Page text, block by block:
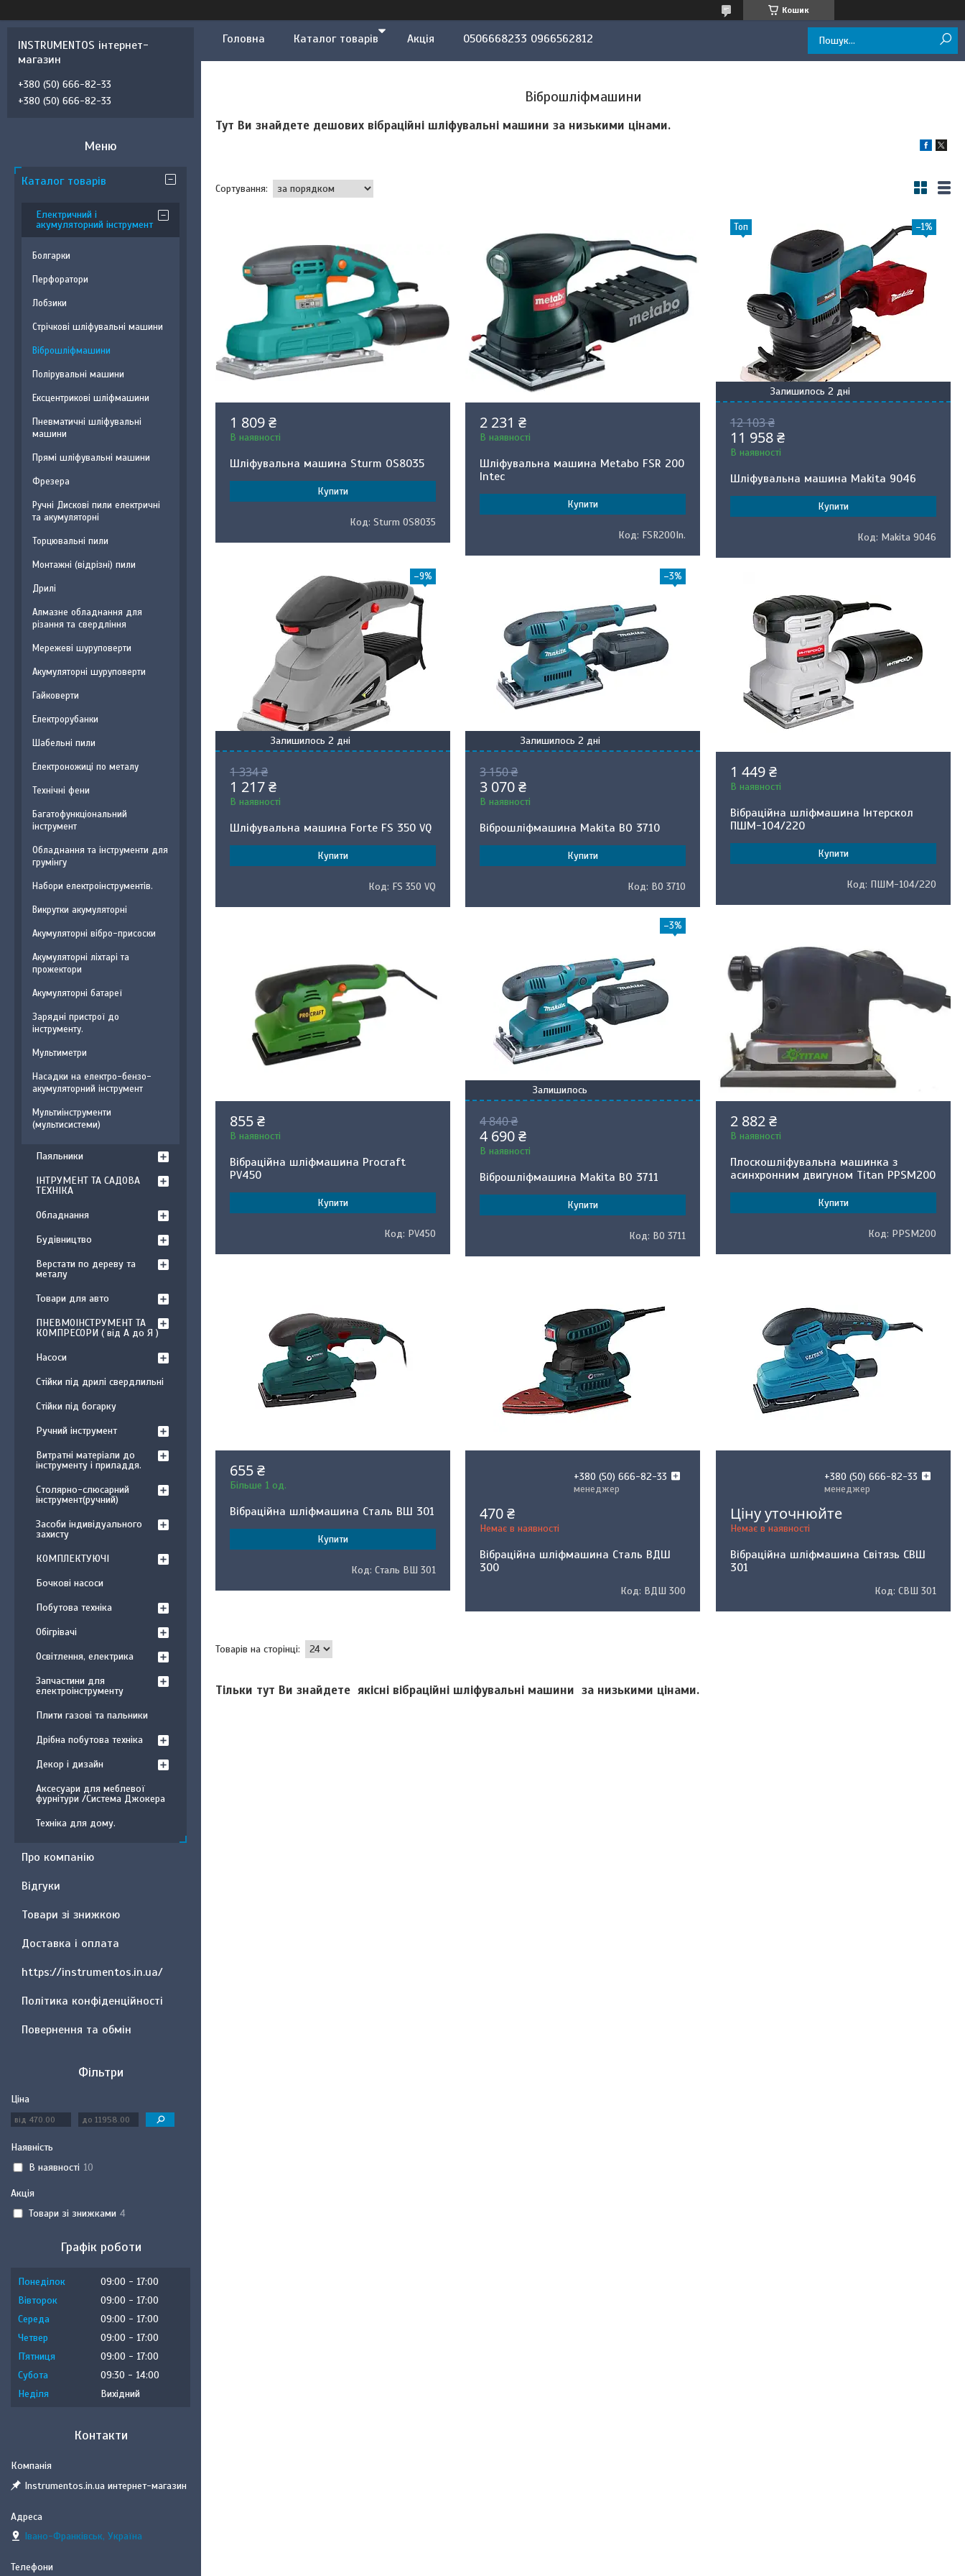
Кошик
Головна Каталог товарів Акція 0506668233 0966562812
Віброшліфмашини
Тут Ви знайдете дешових вібраційні шліфувальні машини за низькими цінами.
1 809 ₴
В наявності
Шліфувальна машина Sturm OS8035
Купити
Sturm OS8035
2 231 ₴
В наявності
Шліфувальна машина Metabo FSR 200
Intec
Купити
FSR200In.
Топ –1%
Залишилось 2 дні
12 103 ₴
11 958 ₴
В наявності
Шліфувальна машина Makita 9046
Купити
Makita 9046
–9%
Залишилось 2 дні
1 334 ₴
1 217 ₴
В наявності
Шліфувальна машина Forte FS 350 VQ
Купити
FS 350 VQ
–3%
Залишилось 2 дні
3 150 ₴
3 070 ₴
В наявності
Віброшліфмашина Makita BO 3710
Купити
BO 3710
1 449 ₴
В наявності
Вібраційна шліфмашина Інтерскол
ПШМ-104/220
Купити
ПШМ-104/220
855 ₴
В наявності
Вібраційна шліфмашина Procraft
PV450
Купити
PV450
–3%
Залишилось
4 840 ₴
4 690 ₴
В наявності
Віброшліфмашина Makita BO 3711
Купити
BO 3711
2 882 ₴
В наявності
Плоскошліфувальна машинка з
асинхронним двигуном Titan PPSM200
Купити
PPSM200
655 ₴
Більше 1 од.
Вібраційна шліфмашина Сталь ВШ 301
Купити
Сталь ВШ 301
+380 (50) 666-82-33
менеджер
470 ₴
Немає в наявності
Вібраційна шліфмашина Сталь ВДШ
300
ВДШ 300
+380 (50) 666-82-33
менеджер
Ціну уточнюйте
Немає в наявності
Вібраційна шліфмашина Світязь СВШ
301
СВШ 301
Тільки тут Ви знайдете якісні вібраційні шліфувальні машини за низькими цінами.
INSTRUMENTOS інтернет-
магазин
+380 (50) 666-82-33
+380 (50) 666-82-33
Каталог товарів
Електричний і
акумуляторний інструмент
Болгарки
Перфоратори
Лобзики
Стрічкові шліфувальні машини
Віброшліфмашини
Полірувальні машини
Ексцентрикові шліфмашини
Пневматичні шліфувальні
машини
Прямі шліфувальні машини
Фрезера
Ручні Дискові пили електричні
та акумуляторні
Торцювальні пили
Монтажні (відрізні) пили
Дрилі
Алмазне обладнання для
різання та свердління
Мережеві шуруповерти
Акумуляторні шуруповерти
Гайковерти
Електрорубанки
Шабельні пили
Електроножиці по металу
Технічні фени
Багатофункціональний
інструмент
Обладнання та інструменти для
грумінгу
Набори електроінструментів.
Викрутки акумуляторні
Акумуляторні вібро-присоски
Акумуляторні ліхтарі та
прожектори
Акумуляторні батареї
Зарядні пристрої до
інструменту.
Мультиметри
Насадки на електро-бензо-
акумуляторний інструмент
Мультиінструменти
(мультисистеми)
Паяльники
ІНТРУМЕНТ ТА САДОВА
ТЕХНІКА
Обладнання
Будівництво
Верстати по дереву та
металу
Товари для авто
ПНЕВМОІНСТРУМЕНТ ТА
КОМПРЕСОРИ ( від А до Я )
Насоси
Стійки під дрилі свердлильні
Стійки під богарку
Ручний інструмент
Витратні матеріали до
інструменту і приладдя.
Столярно-слюсарний
інструмент(ручний)
Засоби індивідуального
захисту
КОМПЛЕКТУЮЧІ
Бочкові насоси
Побутова техніка
Обігрівачі
Освітлення, електрика
Запчастини для
електроінструменту
Плити газові та пальники
Дрібна побутова техніка
Декор і дизайн
Аксесуари для меблевої
фурнітури /Система Джокера
Техніка для дому.
Про компанію
Відгуки
Товари зі знижкою
Доставка і оплата
https://instrumentos.in.ua/
Політика конфіденційності
Повернення та обмін
Фільтри
Ціна
Наявність
В наявності 10
Акція
Товари зі знижками 4
Графік роботи
Понеділок 09:00
17:00
Вівторок
09:00
17:00
Середа
09:00
17:00
Четвер
09:00
17:00
Пʼятниця
09:00
17:00
Субота
09:30
14:00
Неділя
Вихідний
Контакти
Instrumentos.in.ua интернет-магазин
Івано-Франківськ, Україна